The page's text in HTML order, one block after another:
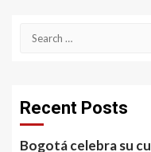
Search
Recent Posts
Bogotá celebra su